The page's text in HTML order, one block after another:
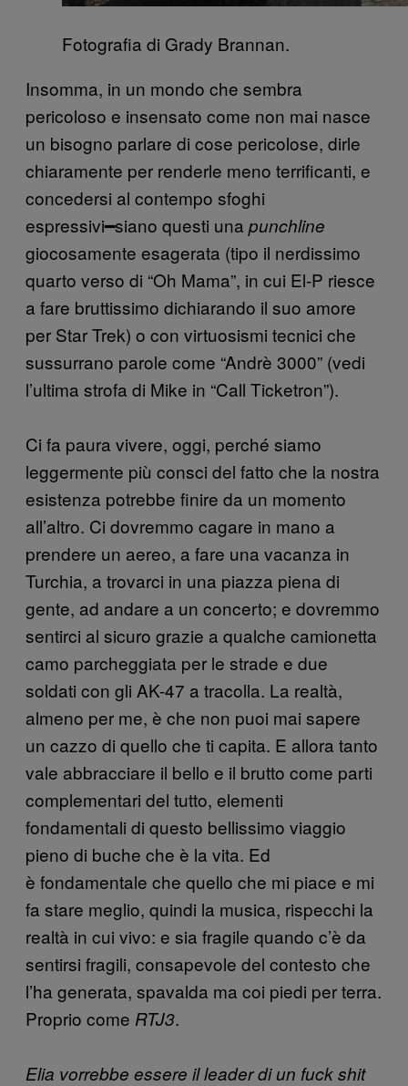
Fotografia di Grady Brannan.
Insomma, in un mondo che sembra
pericoloso e insensato come non mai nasce
un bisogno parlare di cose pericolose, dirle
chiaramente per renderle meno terrificanti, e
concedersi al contempo sfoghi
espressivi━siano questi una punchline
giocosamente esagerata (tipo il nerdissimo
quarto verso di “Oh Mama”, in cui El-P riesce
a fare bruttissimo dichiarando il suo amore
per Star Trek) o con virtuosismi tecnici che
sussurrano parole come “Andrè 3000” (vedi
l’ultima strofa di Mike in “Call Ticketron”).
Ci fa paura vivere, oggi, perché siamo
leggermente più consci del fatto che la nostra
esistenza potrebbe finire da un momento
all’altro. Ci dovremmo cagare in mano a
prendere un aereo, a fare una vacanza in
Turchia, a trovarci in una piazza piena di
gente, ad andare a un concerto; e dovremmo
sentirci al sicuro grazie a qualche camionetta
camo parcheggiata per le strade e due
soldati con gli AK-47 a tracolla. La realtà,
almeno per me, è che non puoi mai sapere
un cazzo di quello che ti capita. E allora tanto
vale abbracciare il bello e il brutto come parti
complementari del tutto, elementi
fondamentali di questo bellissimo viaggio
pieno di buche che è la vita. Ed
è fondamentale che quello che mi piace e mi
fa stare meglio, quindi la musica, rispecchi la
realtà in cui vivo: e sia fragile quando c’è da
sentirsi fragili, consapevole del contesto che
l’ha generata, spavalda ma coi piedi per terra.
Proprio come RTJ3.
Elia vorrebbe essere il leader di un fuck shit